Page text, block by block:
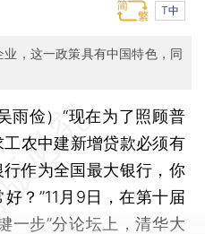
T中
，这一政策具有中国特色，同
雨俭）“现在为了照顾普
农中建新增贷款必须有
作为全国最大银行，你
？”11月9日，在第十届
一步”分论坛上，清华大